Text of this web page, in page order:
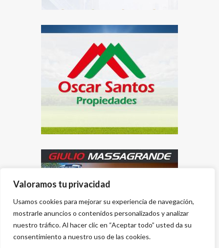
Valoramos tu privacidad
Usamos cookies para mejorar su experiencia de navegación,
mostrarle anuncios o contenidos personalizados y analizar
nuestro tráfico. Al hacer clic en “Aceptar todo” usted da su
consentimiento a nuestro uso de las cookies.